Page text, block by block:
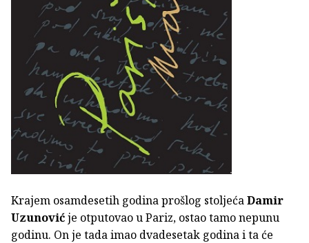
Krajem osamdesetih godina prošlog stoljećaDamir
Uzunovićje otputovao u Pariz, ostao tamo nepunu
godinu. On je tada imao dvadesetak godina i ta će